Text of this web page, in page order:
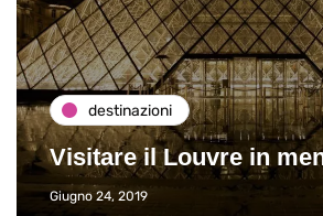
destinazioni
Visitare il Louvre in
Giugno 24, 2019